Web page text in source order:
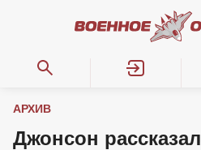
АРХИВ
Джонсон